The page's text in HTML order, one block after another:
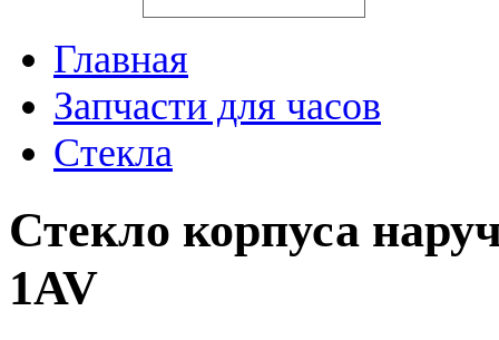
Главная
Запчасти для часов
Стекла
Стекло корпуса
1AV